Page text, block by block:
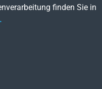
finden Sie in